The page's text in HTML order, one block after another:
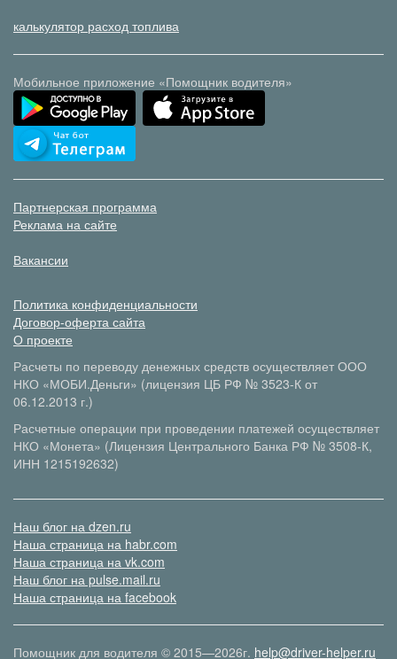
калькулятор расход топлива
Мобильное приложение «Помощник водителя»
Партнерская программа
Реклама на сайте
Вакансии
Политика конфиденциальности
Договор-оферта сайта
О проекте
Расчеты по переводу денежных средств осуществляет ООО
НКО «МОБИ.Деньги» (лицензия ЦБ РФ № 3523-К от
06.12.2013 г.)
Расчетные операции при проведении платежей осуществляет
НКО «Монета» (Лицензия Центрального Банка РФ № 3508-К,
ИНН 1215192632)
Наш блог на dzen.ru
Наша страница на habr.com
Наша страница на vk.com
Наш блог на pulse.mail.ru
Наша страница на facebook
Помощник для водителя © 2015—2026г. help@driver-helper.ru